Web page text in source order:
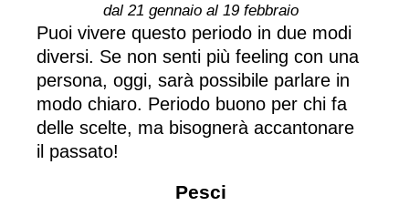
dal 21 gennaio al 19 febbraio
Puoi vivere questo periodo in due modi
diversi. Se non senti più feeling con una
persona, oggi, sarà possibile parlare in
modo chiaro. Periodo buono per chi fa
delle scelte, ma bisognerà accantonare
il passato!
Pesci